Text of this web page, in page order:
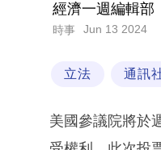
經濟一週編輯部
時事 Jun 13 2024
立法 通訊
美國參議院將於